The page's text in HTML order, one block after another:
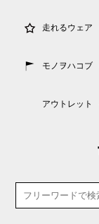
走れるウェア
モノヲハコブ
アウトレット